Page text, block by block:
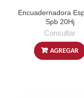
Encuadernadora
Spb 20Hj
Consultar
AGREGAR